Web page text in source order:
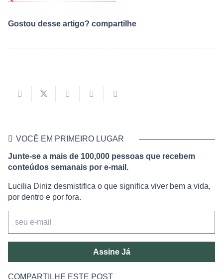
Gostou desse artigo? compartilhe
VOCÊ EM PRIMEIRO LUGAR
Junte-se a mais de 100,000 pessoas que recebem
conteúdos semanais por e-mail.
Lucilia Diniz desmistifica o que significa viver bem a vida,
por dentro e por fora.
Assine Já
COMPARTILHE ESTE POST